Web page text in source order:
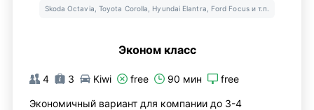
Skoda Octavia, Toyota Corolla, Hyundai Elantra, Ford Focus и т.п.
Эконом класс
4 3 Kiwi free 90 мин free
Экономичный вариант для компании до 3-4